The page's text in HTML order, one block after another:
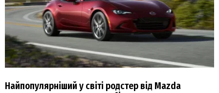
Найпопулярніший у світі родстер від Mazda